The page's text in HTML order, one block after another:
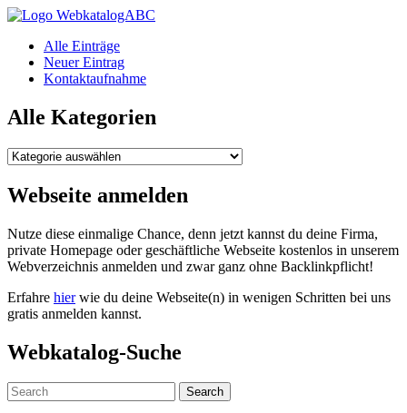
WebkatalogABC
Alle Einträge
Neuer Eintrag
Kontaktaufnahme
Alle Kategorien
Alle
Webseite anmelden
Nutze diese einmalige Chance, denn jetzt kannst du deine Firma,
private Homepage oder geschäftliche Webseite kostenlos in unserem
Webverzeichnis anmelden und zwar ganz ohne Backlinkpflicht!
Erfahre hierwie du deine Webseite(n) in wenigen Schritten bei uns
gratis anmelden kannst.
Webkatalog-Suche